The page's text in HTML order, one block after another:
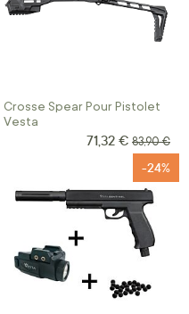
Crosse Spear Pour Pistolet
Vesta
Prix Spécial
71,32 € Prix
83,90 €
-24%